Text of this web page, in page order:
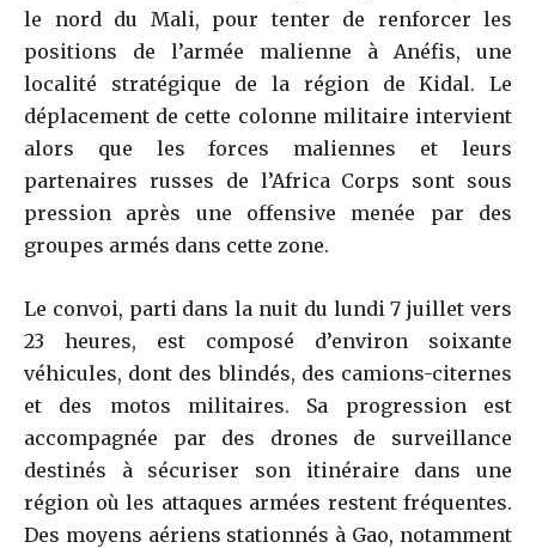
le nord du Mali, pour tenter de renforcer les
positions de l’armée malienne à Anéfis, une
localité stratégique de la région de Kidal. Le
déplacement de cette colonne militaire intervient
alors que les forces maliennes et leurs
partenaires russes de l’Africa Corps sont sous
pression après une offensive menée par des
groupes armés dans cette zone.
Le convoi, parti dans la nuit du lundi 7 juillet vers
23 heures, est composé d’environ soixante
véhicules, dont des blindés, des camions-citernes
et des motos militaires. Sa progression est
accompagnée par des drones de surveillance
destinés à sécuriser son itinéraire dans une
région où les attaques armées restent fréquentes.
Des moyens aériens stationnés à Gao, notamment